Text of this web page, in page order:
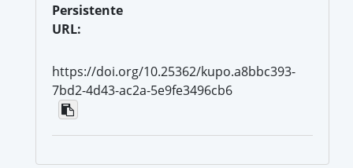
Persistente
URL:
https://doi.org/10.25362/kupo.a8bbc393-
7bd2-4d43-ac2a-5e9fe3496cb6